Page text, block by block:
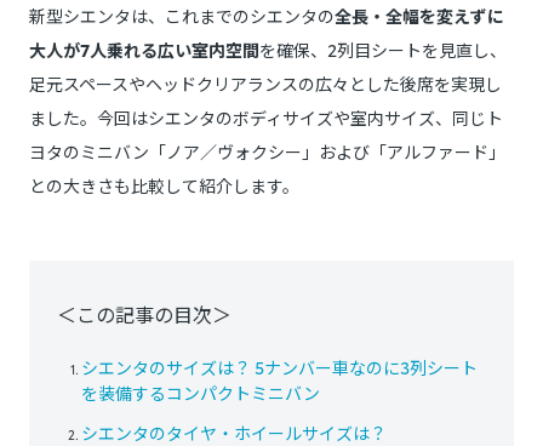
新型シエンタは、これまでのシエンタの全長・全幅を変えずに
大人が7人乗れる広い室内空間を確保、2列目シートを見直し、
足元スペースやヘッドクリアランスの広々とした後席を実現し
ました。今回はシエンタのボディサイズや室内サイズ、同じト
ヨタのミニバン「ノア／ヴォクシー」および「アルファード」
との大きさも比較して紹介します。
＜この記事の目次＞
シエンタのサイズは？ 5ナンバー車なのに3列シート
を装備するコンパクトミニバン
シエンタのタイヤ・ホイールサイズは？